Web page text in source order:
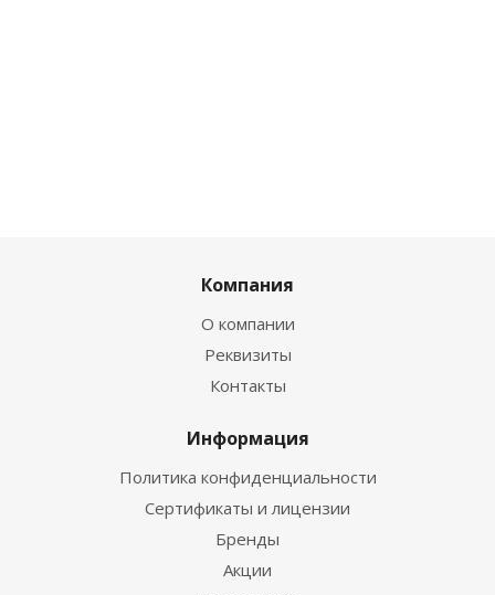
Компания
О компании
Реквизиты
Контакты
Информация
Политика конфиденциальности
Сертификаты и лицензии
Бренды
Акции